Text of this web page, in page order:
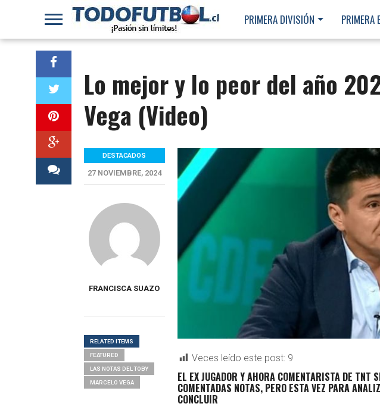
PRIMERA DIVISIÓN PRIMERA
Lo mejor y lo peor del año
Vega (Video)
Veces leído este post: 9
EL EX JUGADOR Y AHORA COMENTARISTA DE TNT
COMENTADAS NOTAS, PERO ESTA VEZ PARA
CONCLUIR
DESTACADOS
27 NOVIEMBRE, 2024
FRANCISCA SUAZO
RELATED ITEMS
FEATURED
LAS NOTAS DEL TOBY
MARCELO VEGA